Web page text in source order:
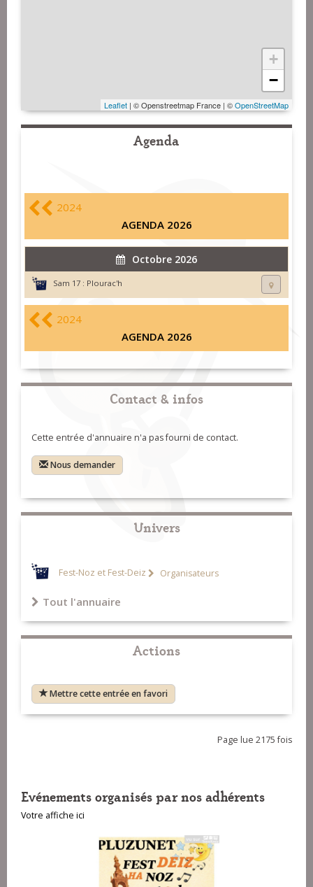
+
−
Leaflet | © Openstreetmap France | ©OpenStreetMap
Agenda
2024
AGENDA 2026
Octobre 2026
Sam 17 : Plourac'h
2024
AGENDA 2026
Contact & infos
Cette entrée d'annuaire n'a pas fourni de contact.
Nous demander
Univers
Fest-Noz et Fest-Deiz Organisateurs
Tout l'annuaire
Actions
Mettre cette entrée en favori
Page lue 2175 fois
Evénements organisés par nos adhérents
Votre affiche ici